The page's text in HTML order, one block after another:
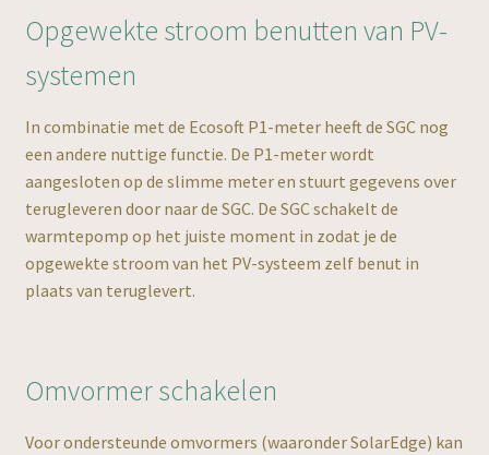
Opgewekte stroom benutten van PV-
systemen
In combinatie met de Ecosoft P1-meter heeft de SGC nog
een andere nuttige functie. De P1-meter wordt
aangesloten op de slimme meter en stuurt gegevens over
terugleveren door naar de SGC. De SGC schakelt de
warmtepomp op het juiste moment in zodat je de
opgewekte stroom van het PV-systeem zelf benut in
plaats van teruglevert.
Omvormer schakelen
Voor ondersteunde omvormers (waaronder SolarEdge) kan